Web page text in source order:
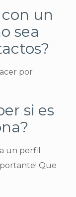
un
sea
por
si es
un perfil
Que